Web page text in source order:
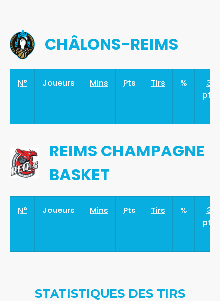
CHÂLONS-REIMS
N° Joueurs Mins Pts Tirs %
3
pts
REIMS CHAMPAGNE
BASKET
N° Joueurs Mins Pts Tirs %
3
pts
STATISTIQUES DES TIRS